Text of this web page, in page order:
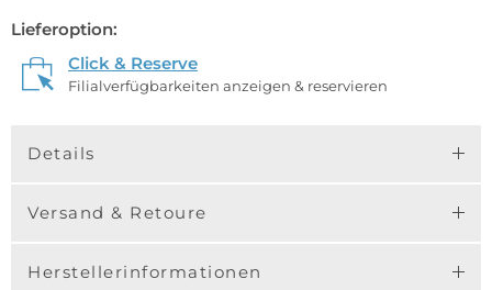
Lieferoption:
Click & Reserve
Filialverfügbarkeiten anzeigen & reservieren
Details
Versand & Retoure
Herstellerinformationen